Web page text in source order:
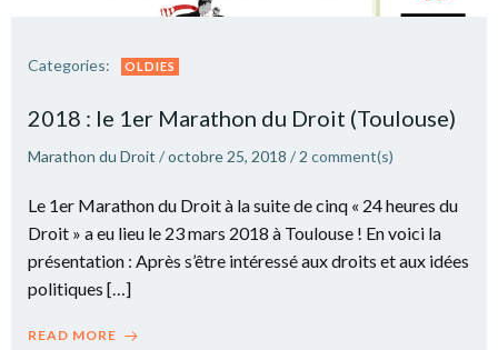
Categories: OLDIES
2018 : le 1er Marathon du Droit (Toulouse)
Marathon du Droit /octobre 25, 2018 / 2 comment(s)
Le 1er Marathon du Droit à la suite de cinq « 24 heures du
Droit » a eu lieu le 23 mars 2018 à Toulouse ! En voici la
présentation : Après s’être intéressé aux droits et aux idées
politiques […]
READ MORE